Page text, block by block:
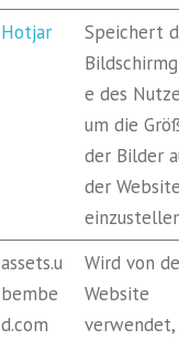
Hotjar
Speichert
e des
um die
der Bilder
der Website
assets.u
bembe
d.com
Wird von
Website
verwendet,